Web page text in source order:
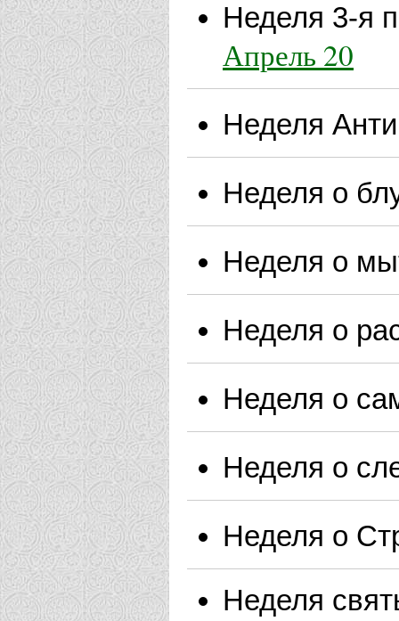
Неделя 3-я
Апрель 20
Неделя
Неделя о
Неделя о
Неделя о
Неделя о
Неделя о
Неделя о
Неделя